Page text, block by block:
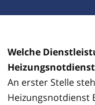
Welche
An erster Stelle
Heizungsnotdienst